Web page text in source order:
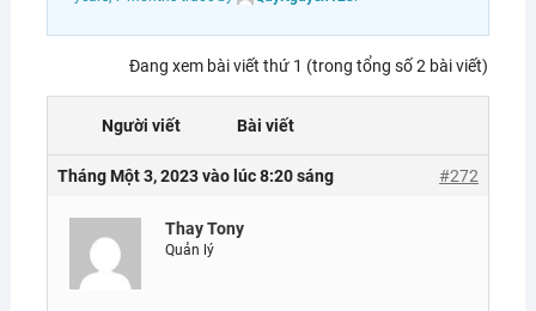
Đang xem bài viết thứ 1 (trong tổng số 2 bài viết)
Người viết Bài viết
Tháng Một 3, 2023 vào lúc 8:20 sáng #272
Thay Tony
Quản lý